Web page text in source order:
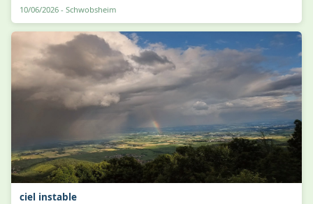
10/06/2026 - Schwobsheim
ciel instable